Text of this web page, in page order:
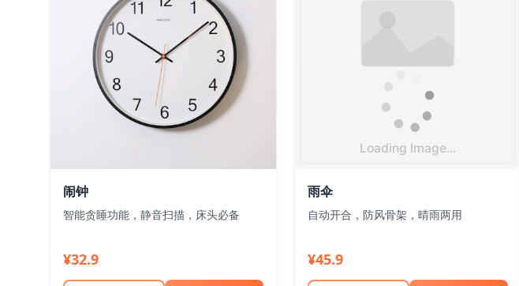
闹钟
智能贪睡功能，静音扫描，床头必备
¥32.9
雨伞
自动开合，防风骨架，晴雨两用
¥45.9